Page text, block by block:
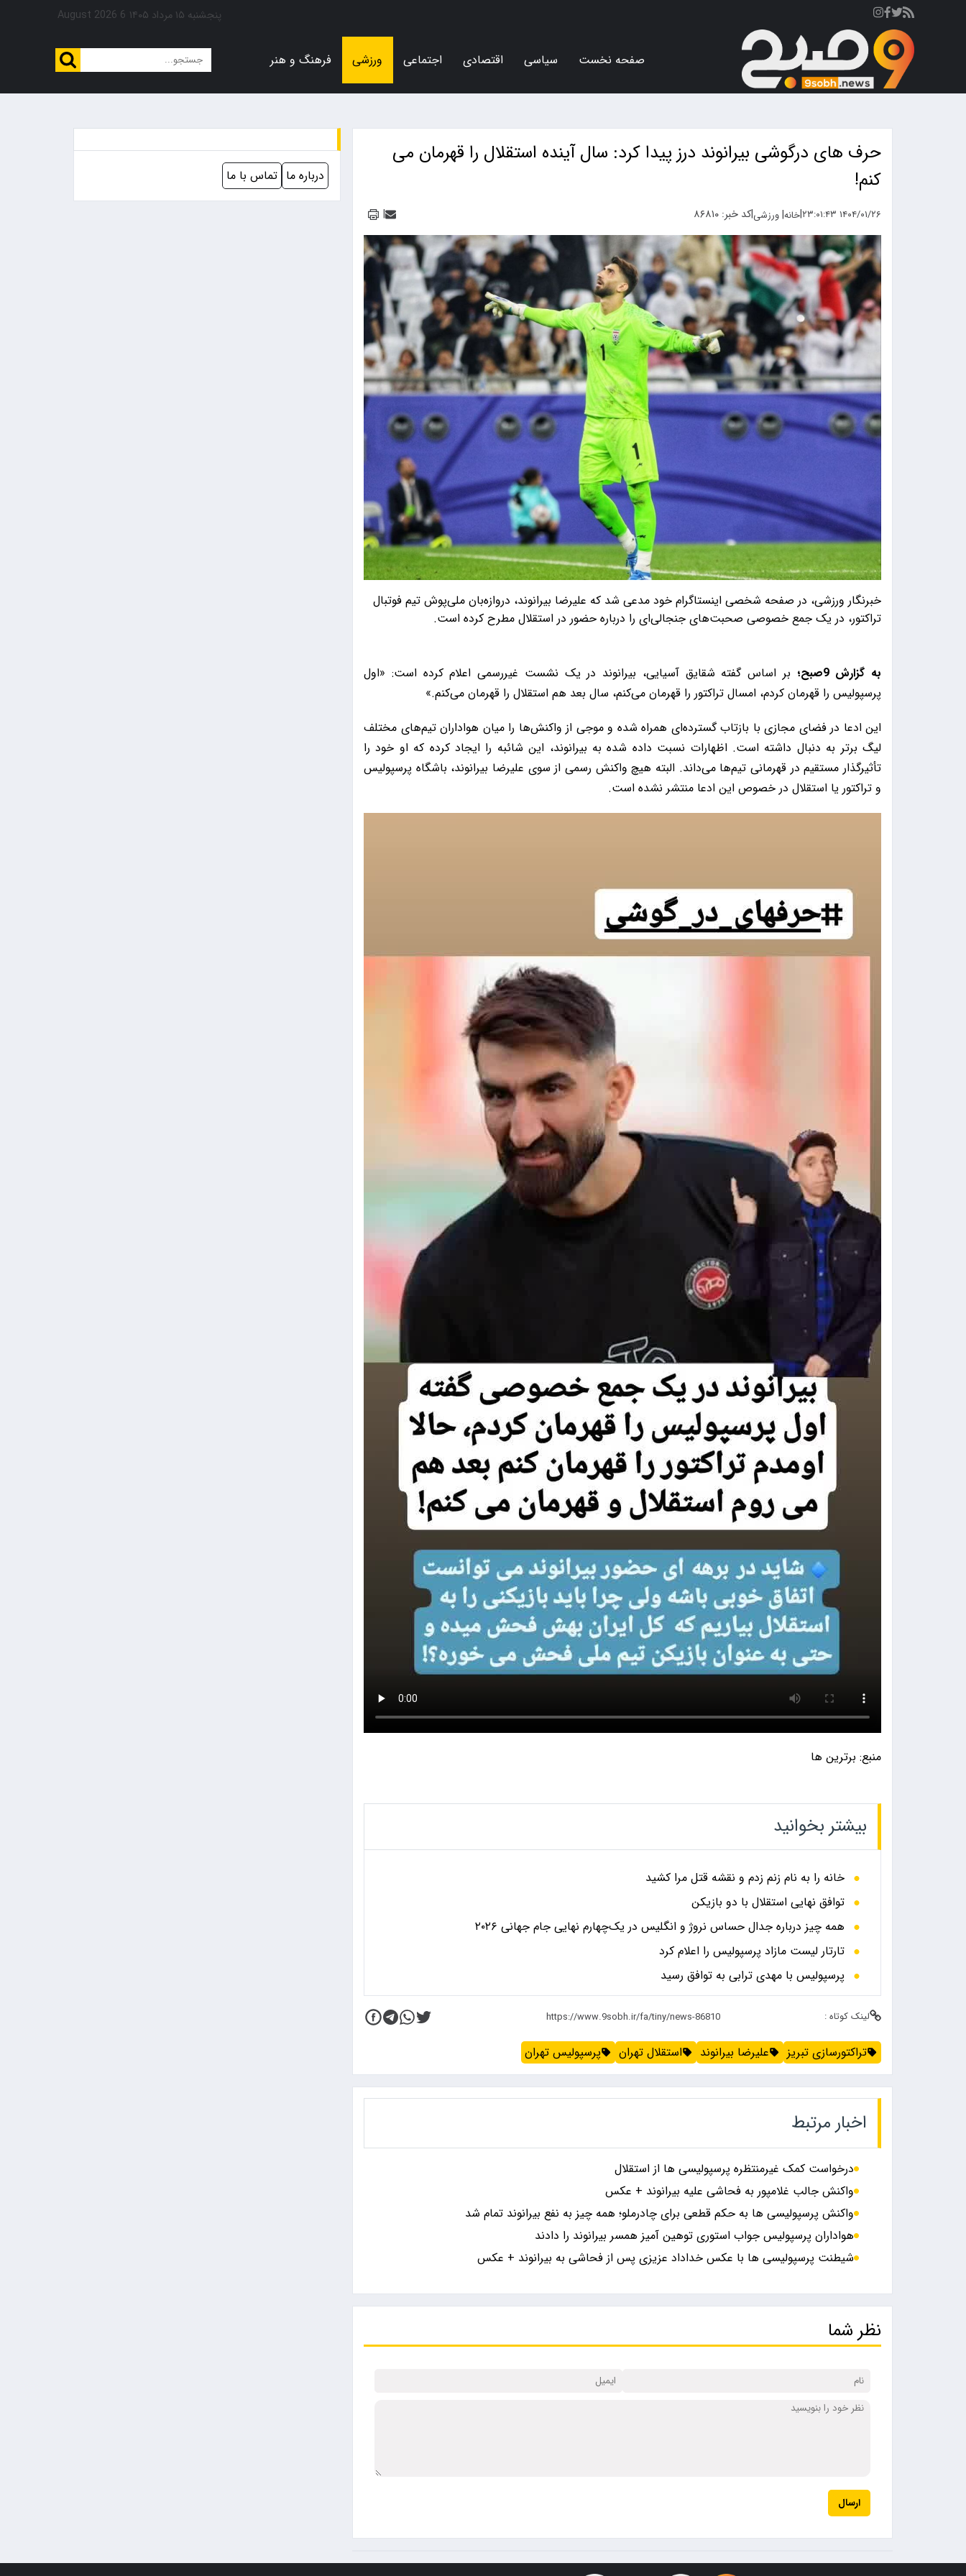
پنجشنبه ۱۵ مرداد ۱۴۰۵ 6 August 2026
صفحه نخست سیاسی اقتصادی اجتماعی ورزشی فرهنگ و هنر
حرف های درگوشی بیرانوند درز پیدا کرد: سال آینده استقلال را قهرمان می
کنم!
۱۴۰۴/۰۱/۲۶ ۲۳:۰۱:۴۳ |خانه|ورزشی|کد خبر: ۸۶۸۱۰ |
خبرنگار ورزشی، در صفحه شخصی اینستاگرام خود مدعی شد که علیرضا بیرانوند، دروازه‌بان ملی‌پوش تیم فوتبال
تراکتور، در یک جمع خصوصی صحبت‌های جنجالی‌ای را درباره حضور در استقلال مطرح کرده است.
به گزارش 9صبح؛
بر اساس گفته شقایق آسیایی، بیرانوند در یک نشست غیررسمی اعلام کرده است: «اول
پرسپولیس را قهرمان کردم، امسال تراکتور را قهرمان می‌کنم، سال بعد هم استقلال را قهرمان می‌کنم.»
این ادعا در فضای مجازی با بازتاب گسترده‌ای همراه شده و موجی از واکنش‌ها را میان هواداران تیم‌های مختلف
لیگ برتر به دنبال داشته است. اظهارات نسبت داده شده به بیرانوند، این شائبه را ایجاد کرده که او خود را
تأثیرگذار مستقیم در قهرمانی تیم‌ها می‌داند. البته هیچ واکنش رسمی از سوی علیرضا بیرانوند، باشگاه پرسپولیس
و تراکتور یا استقلال در خصوص این ادعا منتشر نشده است.
منبع: برترین ها
بیشتر بخوانید
خانه را به نام زنم زدم و نقشه قتل مرا کشید
توافق نهایی استقلال با دو بازیکن
همه چیز درباره جدال حساس نروژ و انگلیس در یک‌چهارم نهایی جام جهانی ۲۰۲۶
تارتار لیست مازاد پرسپولیس را اعلام کرد
پرسپولیس با مهدی ترابی به توافق رسید
لینک کوتاه :
تراکتورسازی تبریز علیرضا بیرانوند استقلال تهران پرسپولیس تهران
اخبار مرتبط
درخواست کمک غیرمنتظره پرسپولیسی ها از استقلال
واکنش جالب غلامپور به فحاشی علیه بیرانوند + عکس
واکنش پرسپولیسی ها به حکم قطعی برای چادرملو؛ همه چیز به نفع بیرانوند تمام شد
هواداران پرسپولیس جواب استوری توهین آمیز همسر بیرانوند را دادند
شیطنت پرسپولیسی ها با عکس خداداد عزیزی پس از فحاشی به بیرانوند + عکس
نظر شما
ارسال
درباره ما تماس با ما